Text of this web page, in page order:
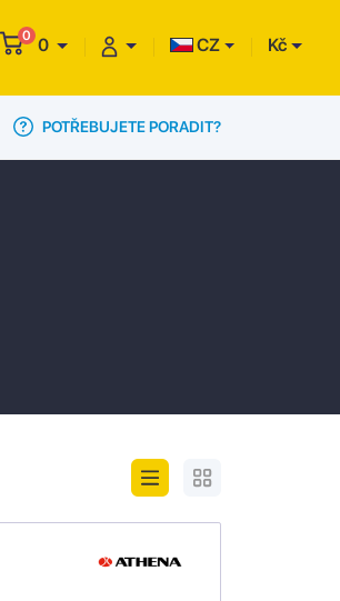
0 0 CZ Kč
POTŘEBUJETE PORADIT?